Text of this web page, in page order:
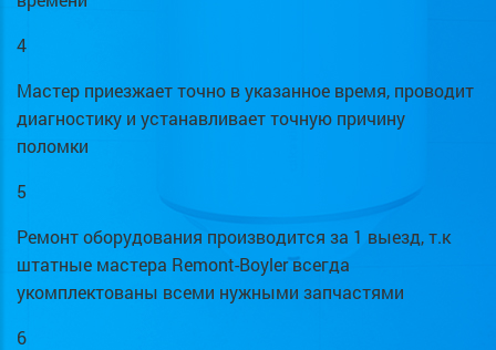
4
Мастер приезжает точно в указанное время, проводит
диагностику и устанавливает точную причину
поломки
5
Ремонт оборудования производится за 1 выезд, т.к
штатные мастера Remont-Boyler всегда
укомплектованы всеми нужными запчастями
6